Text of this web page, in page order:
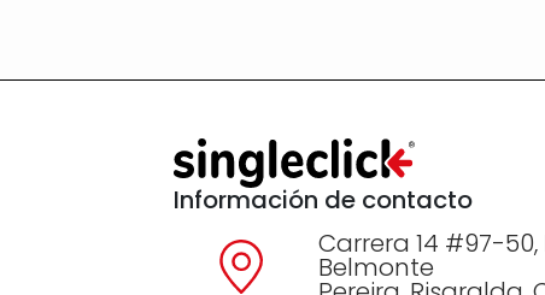
Información de contacto
Carrera 14 #97-50,
Belmonte